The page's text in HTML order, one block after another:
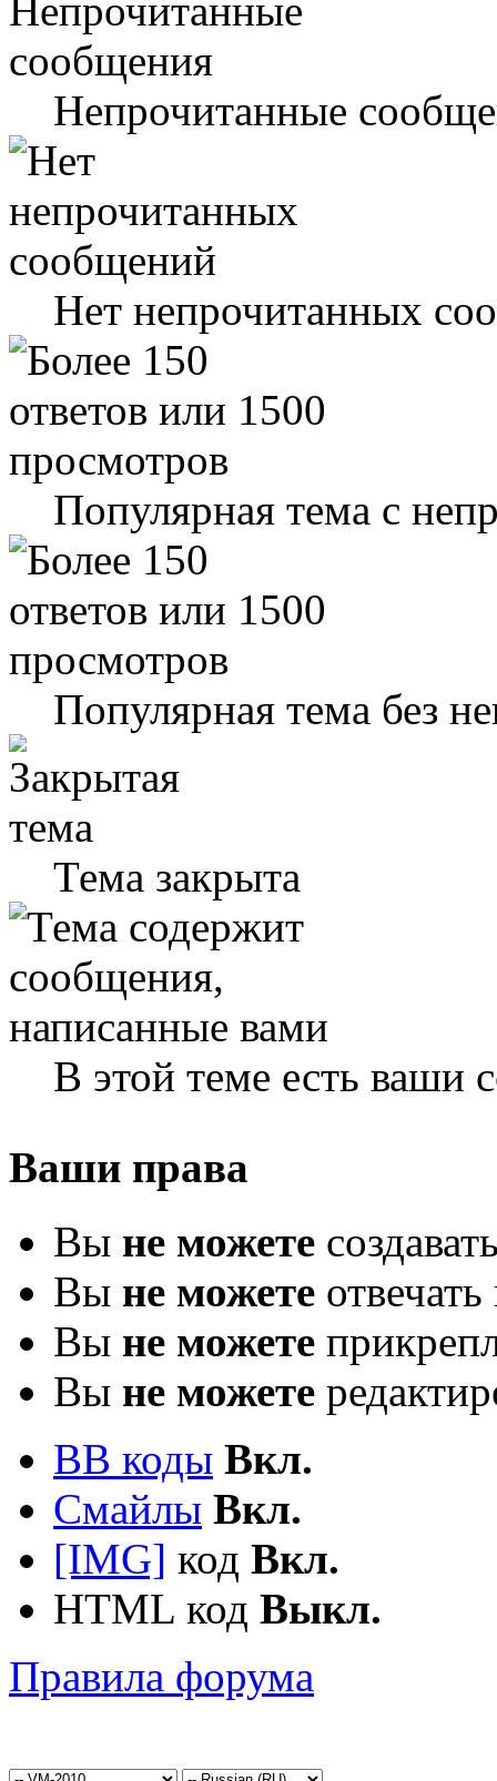
Непрочитанные
Нет непрочитанных
Популярная тема с
Популярная тема без
Тема закрыта
В этой теме есть ваши
Ваши права
Вы не можете
Вы не можете
Вы не можете
Вы не можете
BB коды Вкл.
Смайлы Вкл.
[IMG] код Вкл.
HTML код Выкл.
Правила форума